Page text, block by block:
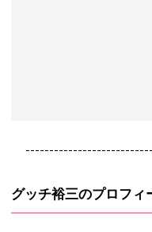
グッチ裕三のプロフィ